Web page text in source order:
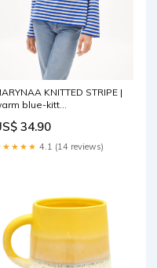
KNITTED STRIPE |
blue-kitt
34.90
4.1 (14 reviews)